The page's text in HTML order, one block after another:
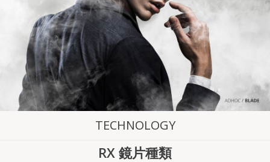
TECHNOLOGY
RX 鏡片種類